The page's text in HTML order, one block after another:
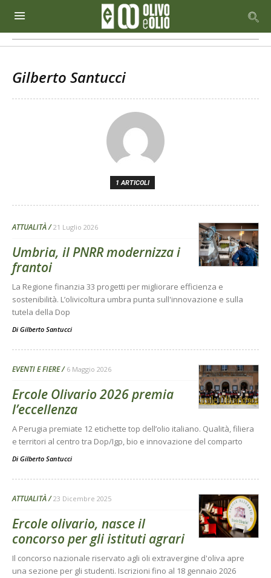
Gilberto Santucci
1 ARTICOLI
ATTUALITÀ 21 Luglio 2026
Umbria, il PNRR modernizza i
frantoi
La Regione finanzia 33 progetti per migliorare efficienza e
sostenibilità. L’olivicoltura umbra punta sull'innovazione e sulla
tutela della Dop
Di Gilberto Santucci
EVENTI E FIERE 6 Maggio 2026
Ercole Olivario 2026 premia
l’eccellenza
A Perugia premiate 12 etichette top dell’olio italiano. Qualità, filiera
e territori al centro tra Dop/Igp, bio e innovazione del comparto
Di Gilberto Santucci
ATTUALITÀ 23 Dicembre 2025
Ercole olivario, nasce il
concorso per gli istituti agrari
Il concorso nazionale riservato agli oli extravergine d'oliva apre
una sezione per gli studenti. Iscrizioni fino al 18 gennaio 2026